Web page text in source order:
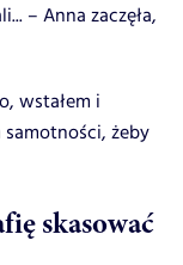
– Anna zaczęła,
wstałem i
samotności, żeby
skasować